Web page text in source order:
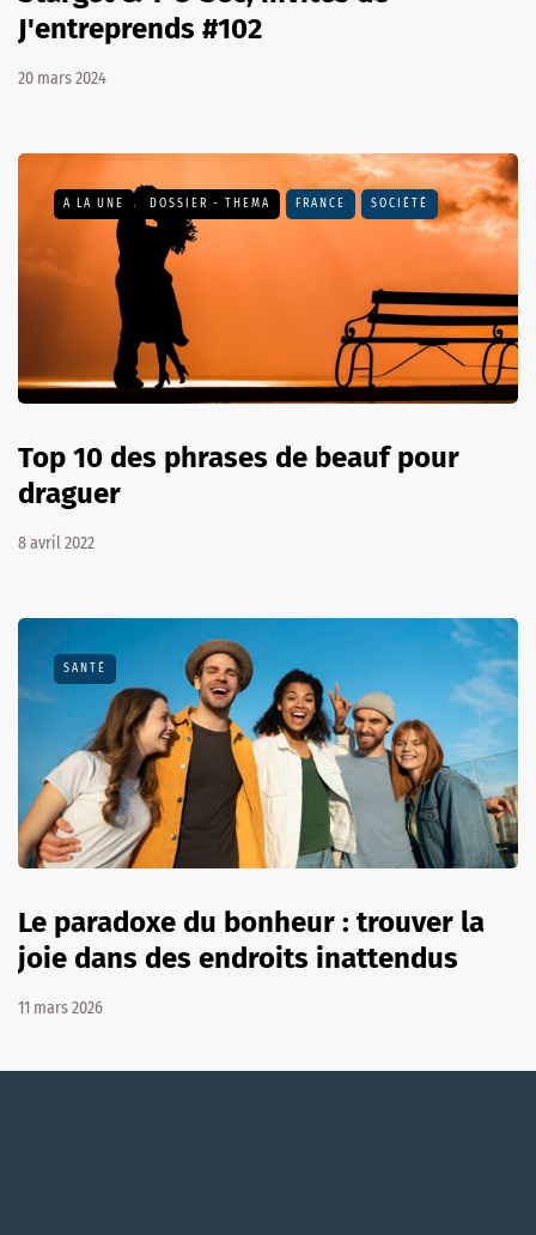
J'entreprends #102
20 mars 2024
A LA UNE DOSSIER - THEMA FRANCE SOCIÉTÉ
Top 10 des phrases de beauf pour
draguer
8 avril 2022
SANTÉ
Le paradoxe du bonheur : trouver la
joie dans des endroits inattendus
11 mars 2026